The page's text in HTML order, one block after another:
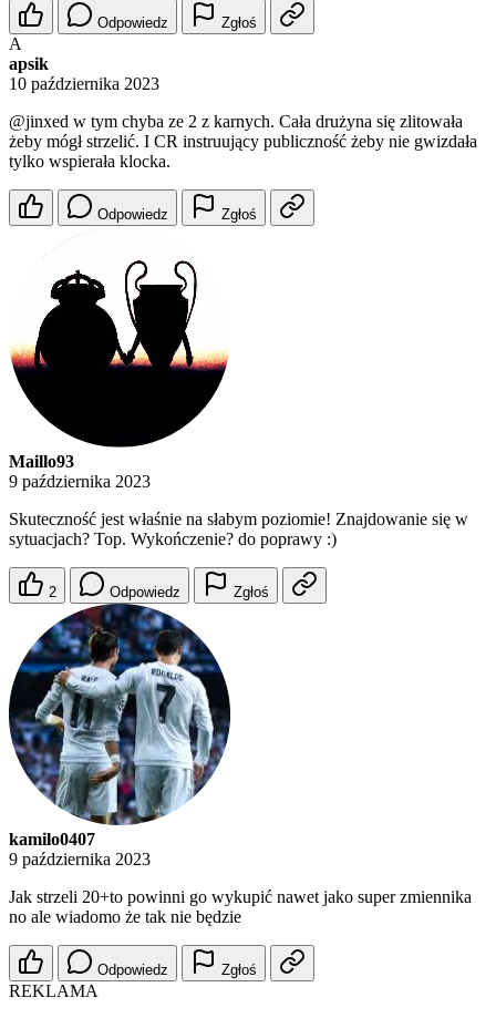
Odpowiedz Zgłoś
A
apsik
10 października 2023
@jinxed w tym chyba ze 2 z karnych. Cała drużyna się zlitowała
żeby mógł strzelić. I CR instruujący publiczność żeby nie gwizdała
tylko wspierała klocka.
Odpowiedz Zgłoś
Maillo93
9 października 2023
Skuteczność jest właśnie na słabym poziomie! Znajdowanie się w
sytuacjach? Top. Wykończenie? do poprawy :)
2 Odpowiedz Zgłoś
kamilo0407
9 października 2023
Jak strzeli 20+to powinni go wykupić nawet jako super zmiennika
no ale wiadomo że tak nie będzie
Odpowiedz Zgłoś
REKLAMA